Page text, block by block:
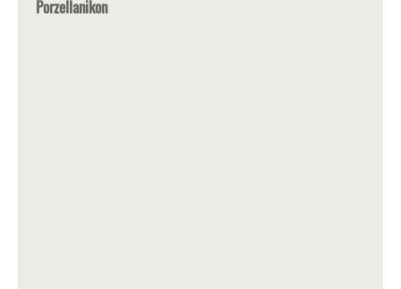
Porzellanikon